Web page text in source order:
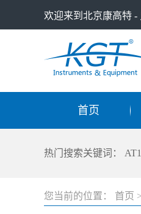
欢迎来到北京康高特 -
首页
热门搜索关键词：
您当前的位置： 首页 >